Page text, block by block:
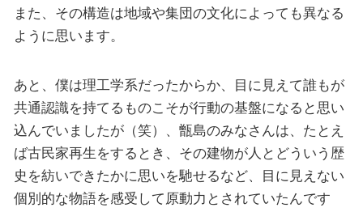
また、その構造は地域や集団の文化によっても異なる
ように思います。
あと、僕は理工学系だったからか、目に見えて誰もが
共通認識を持てるものこそが行動の基盤になると思い
込んでいましたが（笑）、甑島のみなさんは、たとえ
ば古民家再生をするとき、その建物が人とどういう歴
史を紡いできたかに思いを馳せるなど、目に見えない
個別的な物語を感受して原動力とされていたんです